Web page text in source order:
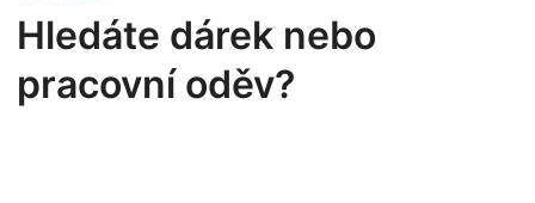
o
s
Hledáte dárek nebo
pracovní oděv?